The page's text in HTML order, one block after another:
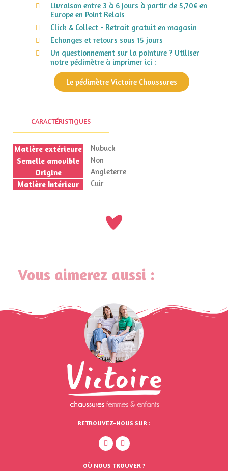
Livraison entre 3 à 6 jours à partir de 5,70€ en
Europe en Point Relais
Click & Collect - Retrait gratuit en magasin
Echanges et retours sous 15 jours
Un questionnement sur la pointure ? Utiliser
notre pédimètre à imprimer ici :
Le pédimètre Victoire Chaussures
CARACTÉRISTIQUES
Matière extérieure
Nubuck
Semelle amovible
Non
Origine
Angleterre
Matière Intérieur
Cuir
Vous aimerez aussi :
RETROUVEZ-NOUS SUR :
OÙ NOUS TROUVER ?